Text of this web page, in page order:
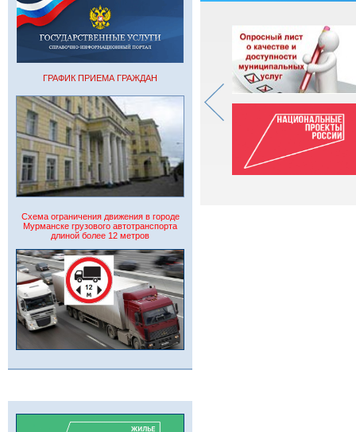
ГРАФИК ПРИЕМА ГРАЖДАН
Схема ограничения движения в городе
Мурманске грузового автотранспорта
длиной более 12 метров